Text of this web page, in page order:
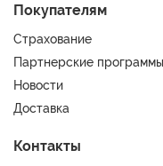
Покупателям
Страхование
Партнерские программы
Новости
Доставка
Контакты